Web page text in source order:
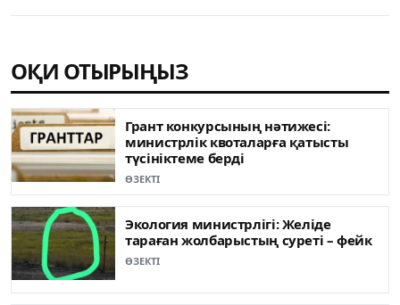
ОҚИ ОТЫРЫҢЫЗ
Грант конкурсының нәтижесі:
министрлік квоталарға қатысты
түсініктеме берді
ӨЗЕКТІ
Экология министрлігі: Желіде
тараған жолбарыстың суреті – фейк
ӨЗЕКТІ